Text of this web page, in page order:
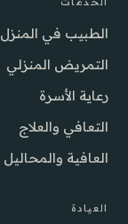
الطبيب في المنزل
التمريض المنزلي
رعاية الأسرة
التعافي والعلاج
العافية والمحاليل
العيادة